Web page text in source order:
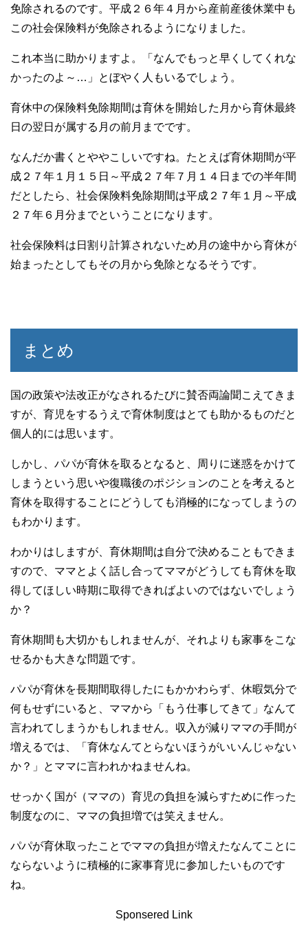
免除されるのです。平成２６年４月から産前産後休業中も
この社会保険料が免除されるようになりました。
これ本当に助かりますよ。「なんでもっと早くしてくれな
かったのよ～…」とぼやく人もいるでしょう。
育休中の保険料免除期間は育休を開始した月から育休最終
日の翌日が属する月の前月までです。
なんだか書くとややこしいですね。たとえば育休期間が平
成２７年１月１５日～平成２７年７月１４日までの半年間
だとしたら、社会保険料免除期間は平成２７年１月～平成
２７年６月分までということになります。
社会保険料は日割り計算されないため月の途中から育休が
始まったとしてもその月から免除となるそうです。
まとめ
国の政策や法改正がなされるたびに賛否両論聞こえてきま
すが、育児をするうえで育休制度はとても助かるものだと
個人的には思います。
しかし、パパが育休を取るとなると、周りに迷惑をかけて
しまうという思いや復職後のポジションのことを考えると
育休を取得することにどうしても消極的になってしまうの
もわかります。
わかりはしますが、育休期間は自分で決めることもできま
すので、ママとよく話し合ってママがどうしても育休を取
得してほしい時期に取得できればよいのではないでしょう
か？
育休期間も大切かもしれませんが、それよりも家事をこな
せるかも大きな問題です。
パパが育休を長期間取得したにもかかわらず、休暇気分で
何もせずにいると、ママから「もう仕事してきて」なんて
言われてしまうかもしれません。収入が減りママの手間が
増えるでは、「育休なんてとらないほうがいいんじゃない
か？」とママに言われかねませんね。
せっかく国が（ママの）育児の負担を減らすために作った
制度なのに、ママの負担増では笑えません。
パパが育休取ったことでママの負担が増えたなんてことに
ならないように積極的に家事育児に参加したいものです
ね。
Sponsered Link